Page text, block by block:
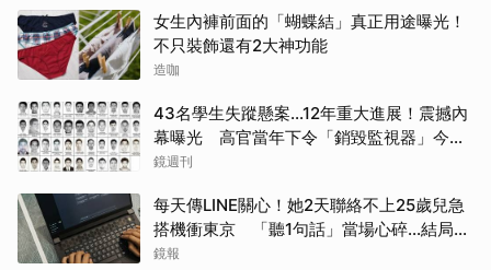
女生內褲前面的「蝴蝶結」真正用途曝光！
不只裝飾還有2大神功能
造咖
43名學生失蹤懸案...12年重大進展！震撼內
幕曝光 高官當年下令「銷毀監視器」今遭
逮
鏡週刊
每天傳LINE關心！她2天聯絡不上25歲兒急
搭機衝東京 「聽1句話」當場心碎...結局看
哭網
鏡報